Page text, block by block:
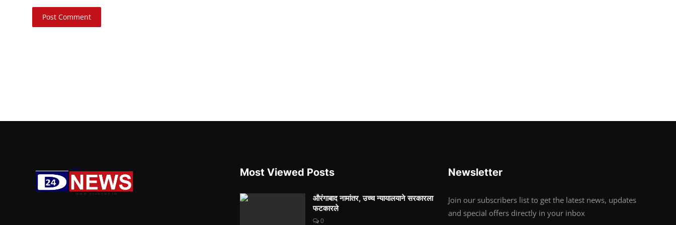
Post Comment
Most Viewed Posts
औरंगाबाद नामांतर, उच्च न्यायालयाने सरकारला
फटकारले
0
Newsletter
Join our subscribers list to get the latest news, updates
and special offers directly in your inbox